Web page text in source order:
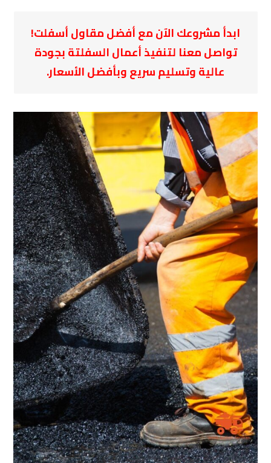
ابدأ مشروعك الآن مع أفضل مقاول أسفلت!
تواصل معنا لتنفيذ أعمال السفلتة بجودة
عالية وتسليم سريع وبأفضل الأسعار.